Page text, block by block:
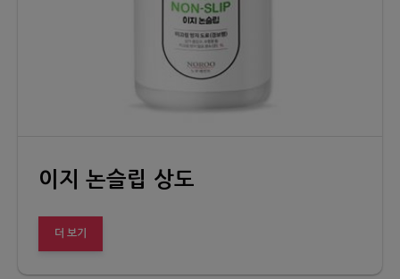
이지 논슬립 상도
더 보기